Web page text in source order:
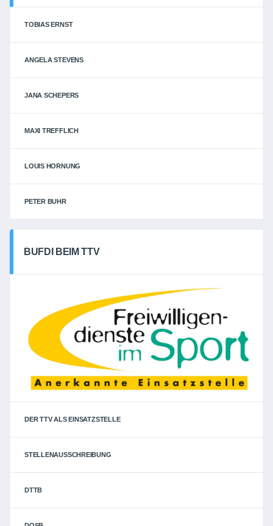
TOBIAS ERNST
ANGELA STEVENS
JANA SCHEPERS
MAXI TREFFLICH
LOUIS HORNUNG
PETER BUHR
BUFDI BEIM TTV
DER TTV ALS EINSATZSTELLE
STELLENAUSSCHREIBUNG
DTTB